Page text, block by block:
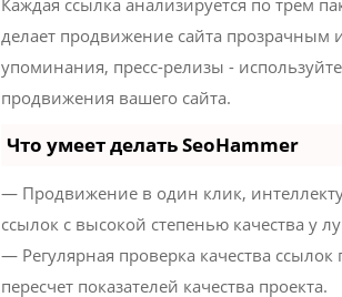
Каждая ссылка анализируется по трем
делает продвижение сайта прозрачным
упоминания, пресс-релизы -
продвижения вашего сайта.
Что умеет делать SeoHammer
— Продвижение в один клик,
ссылок с высокой степенью качества у
— Регулярная проверка качества
пересчет показателей качества проекта.